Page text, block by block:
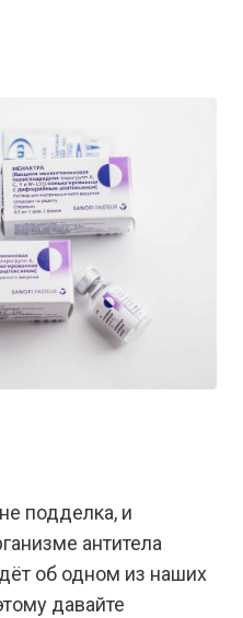
подделка, и
антитела
об одном из наших
давайте